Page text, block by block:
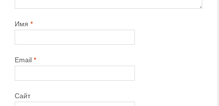
Имя *
Email *
Сайт